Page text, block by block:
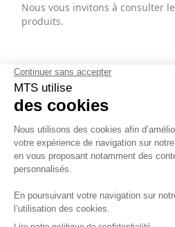
Nous vous invitons à consulter
produits.
Français
Mentions légales, politique de